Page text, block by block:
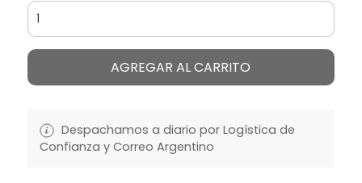
AGREGAR AL CARRITO
Despachamos a diario por Logística de
Confianza y Correo Argentino